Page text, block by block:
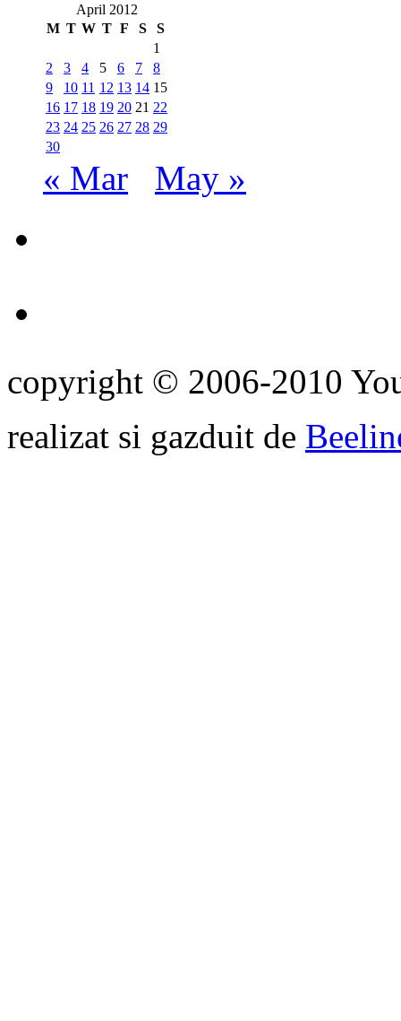
April 2012
M T W T F S
S
1
2
3 4 5 6 7
8
9
10 11 12 13 14 15
16 17 18 19 20 21 22
23 24 25 26 27 28 29
30
« Mar May »
copyright © 2006-2010
realizat si gazduit de